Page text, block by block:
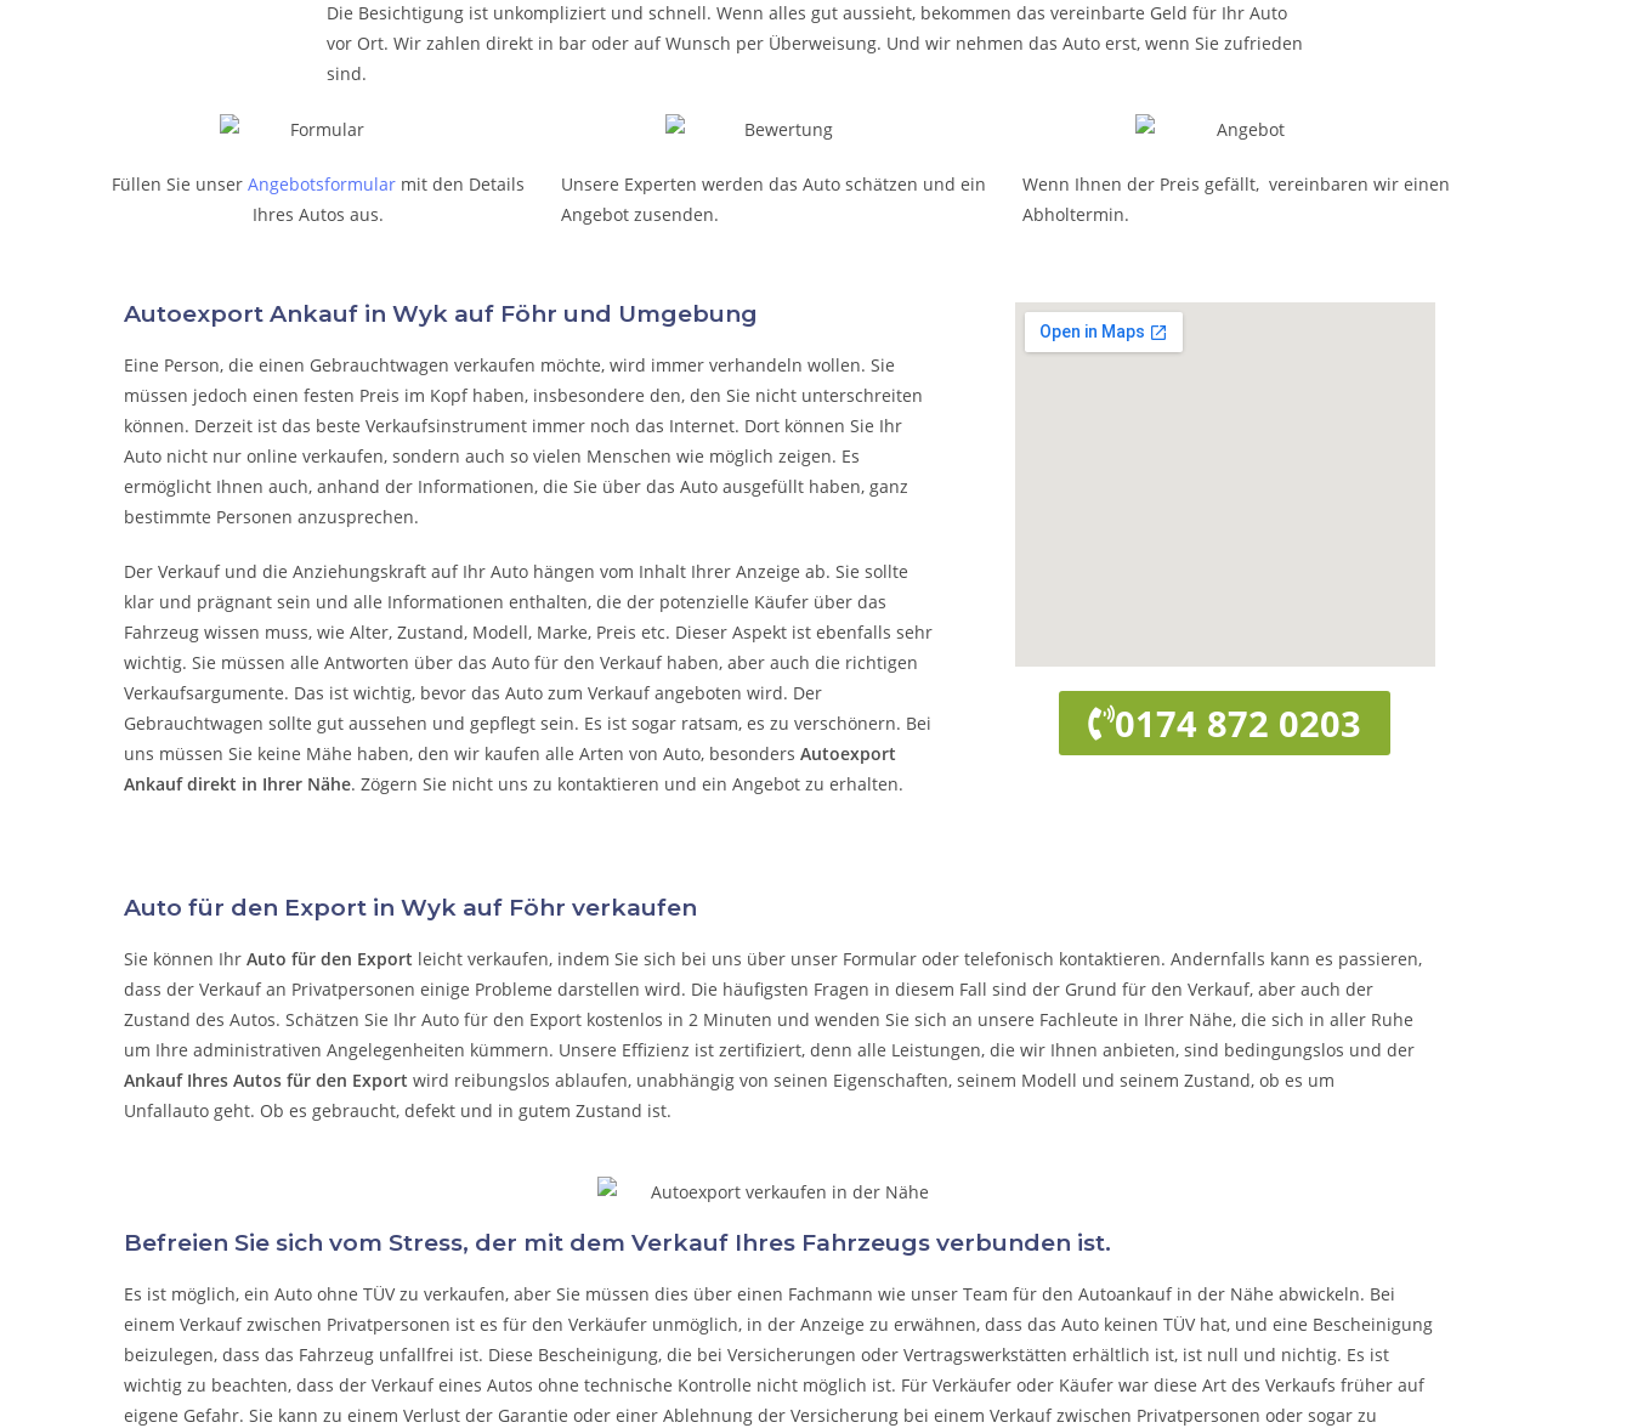
Die Besichtigung ist unkompliziert und schnell. Wenn alles gut aussieht, bekommen das vereinbarte Geld für Ihr Auto
vor Ort. Wir zahlen direkt in bar oder auf Wunsch per Überweisung. Und wir nehmen das Auto erst, wenn Sie zufrieden
sind.
Füllen Sie unser Angebotsformularmit den Details
Ihres Autos aus.
Unsere Experten werden das Auto schätzen und ein
Angebot zusenden.
Wenn Ihnen der Preis gefällt, vereinbaren wir einen
Abholtermin.
Autoexport Ankauf in Wyk auf Föhr und Umgebung
Eine Person, die einen Gebrauchtwagen verkaufen möchte, wird immer verhandeln wollen. Sie
müssen jedoch einen festen Preis im Kopf haben, insbesondere den, den Sie nicht unterschreiten
können. Derzeit ist das beste Verkaufsinstrument immer noch das Internet. Dort können Sie Ihr
Auto nicht nur online verkaufen, sondern auch so vielen Menschen wie möglich zeigen. Es
ermöglicht Ihnen auch, anhand der Informationen, die Sie über das Auto ausgefüllt haben, ganz
bestimmte Personen anzusprechen.
Der Verkauf und die Anziehungskraft auf Ihr Auto hängen vom Inhalt Ihrer Anzeige ab. Sie sollte
klar und prägnant sein und alle Informationen enthalten, die der potenzielle Käufer über das
Fahrzeug wissen muss, wie Alter, Zustand, Modell, Marke, Preis etc. Dieser Aspekt ist ebenfalls sehr
wichtig. Sie müssen alle Antworten über das Auto für den Verkauf haben, aber auch die richtigen
Verkaufsargumente. Das ist wichtig, bevor das Auto zum Verkauf angeboten wird. Der
Gebrauchtwagen sollte gut aussehen und gepflegt sein. Es ist sogar ratsam, es zu verschönern. Bei
uns müssen Sie keine Mähe haben, den wir kaufen alle Arten von Auto, besonders Autoexport
Ankauf direkt in Ihrer Nähe. Zögern Sie nicht uns zu kontaktieren und ein Angebot zu erhalten.
0174 872 0203
Auto für den Export in Wyk auf Föhr verkaufen
Sie können Ihr Auto für den Export leicht verkaufen, indem Sie sich bei uns über unser Formular oder telefonisch kontaktieren. Andernfalls kann es passieren,
dass der Verkauf an Privatpersonen einige Probleme darstellen wird. Die häufigsten Fragen in diesem Fall sind der Grund für den Verkauf, aber auch der
Zustand des Autos. Schätzen Sie Ihr Auto für den Export kostenlos in 2 Minuten und wenden Sie sich an unsere Fachleute in Ihrer Nähe, die sich in aller Ruhe
um Ihre administrativen Angelegenheiten kümmern. Unsere Effizienz ist zertifiziert, denn alle Leistungen, die wir Ihnen anbieten, sind bedingungslos und der
Ankauf Ihres Autos für den Export wird reibungslos ablaufen, unabhängig von seinen Eigenschaften, seinem Modell und seinem Zustand, ob es um
Unfallauto geht. Ob es gebraucht, defekt und in gutem Zustand ist.
Befreien Sie sich vom Stress, der mit dem Verkauf Ihres Fahrzeugs verbunden ist.
Es ist möglich, ein Auto ohne TÜV zu verkaufen, aber Sie müssen dies über einen Fachmann wie unser Team für den Autoankauf in der Nähe abwickeln. Bei
einem Verkauf zwischen Privatpersonen ist es für den Verkäufer unmöglich, in der Anzeige zu erwähnen, dass das Auto keinen TÜV hat, und eine Bescheinigung
beizulegen, dass das Fahrzeug unfallfrei ist. Diese Bescheinigung, die bei Versicherungen oder Vertragswerkstätten erhältlich ist, ist null und nichtig. Es ist
wichtig zu beachten, dass der Verkauf eines Autos ohne technische Kontrolle nicht möglich ist. Für Verkäufer oder Käufer war diese Art des Verkaufs früher auf
eigene Gefahr. Sie kann zu einem Verlust der Garantie oder einer Ablehnung der Versicherung bei einem Verkauf zwischen Privatpersonen oder sogar zu